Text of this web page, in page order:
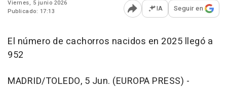
Viernes, 5 junio 2026
Publicado: 17:13
Abrir opciones para
IA Seguir en
El número de cachorros nacidos en 2025 llegó a
952
MADRID/TOLEDO, 5 Jun. (EUROPA PRESS) -